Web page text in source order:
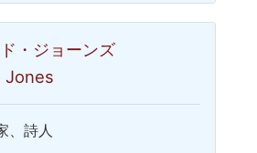
・ジョーンズ
Jones
、詩人